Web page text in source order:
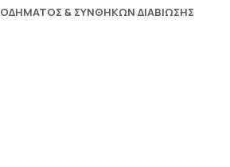
& ΣΥΝΘΗΚΩΝ ΔΙΑΒΙΩΣΗΣ